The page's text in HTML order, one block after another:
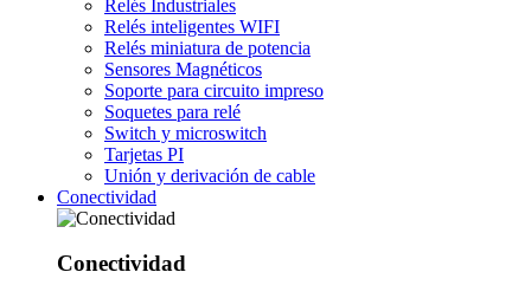
Relés Industriales
Relés inteligentes WIFI
Relés miniatura de potencia
Sensores Magnéticos
Soporte para circuito impreso
Soquetes para relé
Switch y microswitch
Tarjetas PI
Unión y derivación de cable
Conectividad
Conectividad